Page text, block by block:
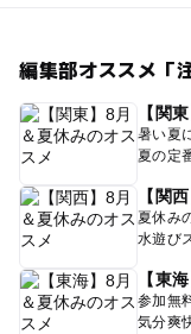
編集部オススメ「
【関
暑い夏
夏の定
【関
夏休み
水遊び
【東
参加無
気分爽